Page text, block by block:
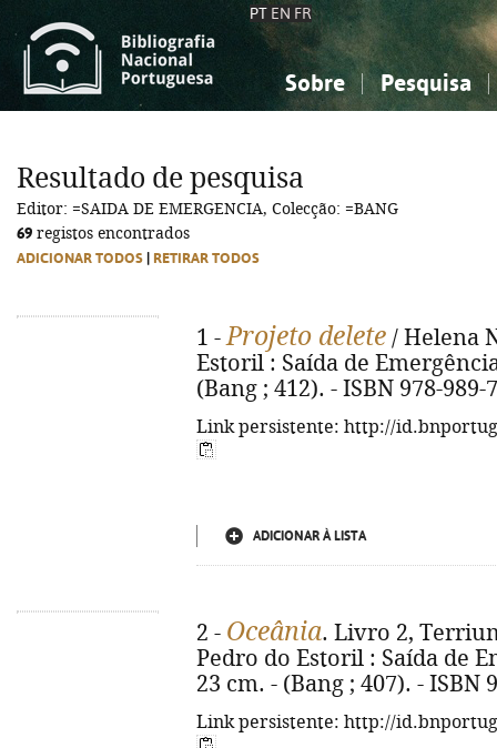
PT EN FR
Sobre Pesquisa
Ciências sociais...
Arte, desporto...
Ciências sociais...
Arte, desporto...
Resultado de pesquisa
Editor: =SAIDA DE EMERGENCIA, Colecção: =BANG
69 registos encontrados
ADICIONAR TODOS RETIRAR TODOS
1 -Projeto delete / Helena
Estoril : Saída de
(Bang ; 412). - ISBN 978-989-
Link persistente: http://
ADICIONAR À LISTA
2 - Oceânia. Livro 2,
Pedro do Estoril : Saída de
23 cm. - (Bang ; 407). - ISBN
Link persistente: http://